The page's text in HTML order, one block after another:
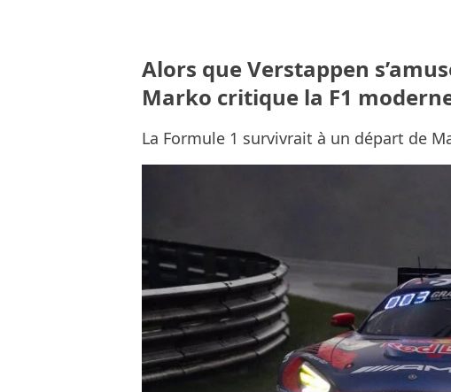
Alors que Verstappen
Marko critique la F1
La Formule 1 survivrait à un départ de